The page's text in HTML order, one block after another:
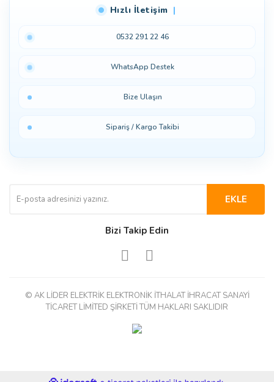
Hızlı İletişim
0532 291 22 46
WhatsApp Destek
Bize Ulaşın
Sipariş / Kargo Takibi
EKLE
Bizi Takip Edin
© AK LİDER ELEKTRİK ELEKTRONİK İTHALAT İHRACAT SANAYİ
TİCARET LİMİTED ŞİRKETİ TÜM HAKLARI SAKLIDIR